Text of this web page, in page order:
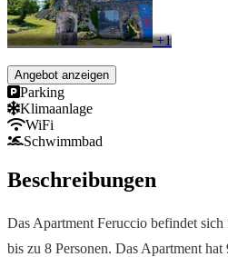
+1
Angebot anzeigen
Parking
Klimaanlage
WiFi
Schwimmbad
Beschreibungen
Das Apartment Feruccio befindet
bis zu 8 Personen. Das Apartment